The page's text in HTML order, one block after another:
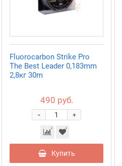
Fluorocarbon Strike Pro
The Best Leader 0,183mm
2,8кг 30m
490 руб.
+
-
Купить